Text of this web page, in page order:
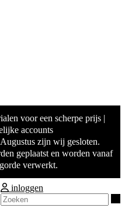
voor een scherpe prijs |
accounts
zijn wij gesloten.
geplaatst en worden vanaf
verwerkt.
inloggen